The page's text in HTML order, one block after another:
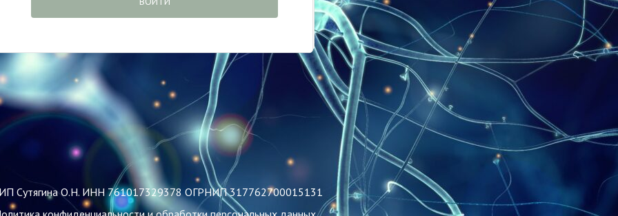
Сутягина О.Н. ИНН 761017329378 ОГРНИП 317762700015131